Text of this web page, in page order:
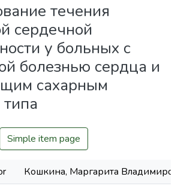
течения
сердечной
у больных с
болезнью сердца и
сахарным
Simple item page
Кошкина, Маргарита